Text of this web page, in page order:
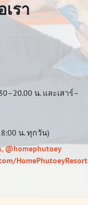
รา
น. และเสาร์–
น. ทุกวัน)
,@homephutoey
HomePhutoeyResort